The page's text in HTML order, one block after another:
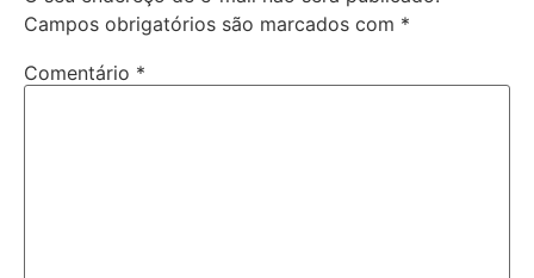
Campos obrigatórios são marcados com *
Comentário *